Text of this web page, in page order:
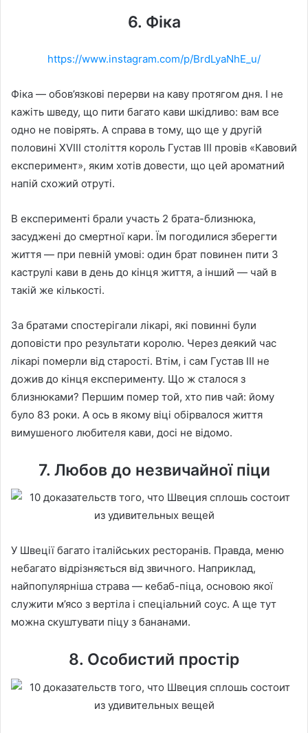
6. Фіка
https://www.instagram.com/p/BrdLyaNhE_u/
Фіка — обов’язкові перерви на каву протягом дня. І не
кажіть шведу, що пити багато кави шкідливо: вам все
одно не повірять. А справа в тому, що ще у другій
половині XVIII століття король Густав III провів «Кавовий
експеримент», яким хотів довести, що цей ароматний
напій схожий отруті.
В експерименті брали участь 2 брата-близнюка,
засуджені до смертної кари. Їм погодилися зберегти
життя — при певній умові: один брат повинен пити 3
каструлі кави в день до кінця життя, а інший — чай в
такій же кількості.
За братами спостерігали лікарі, які повинні були
доповісти про результати королю. Через деякий час
лікарі померли від старості. Втім, і сам Густав III не
дожив до кінця експерименту. Що ж сталося з
близнюками? Першим помер той, хто пив чай: йому
було 83 роки. А ось в якому віці обірвалося життя
вимушеного любителя кави, досі не відомо.
7. Любов до незвичайної піци
У Швеції багато італійських ресторанів. Правда, меню
небагато відрізняється від звичного. Наприклад,
найпопулярніша страва — кебаб-піца, основою якої
служити м’ясо з вертіла і спеціальний соус. А ще тут
можна скуштувати піцу з бананами.
8. Особистий простір